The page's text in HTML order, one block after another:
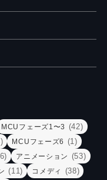
MCUフェーズ1〜3 (42)
MCUフェーズ6 (1)
アニメーション (53)
(11) コメディ (38)